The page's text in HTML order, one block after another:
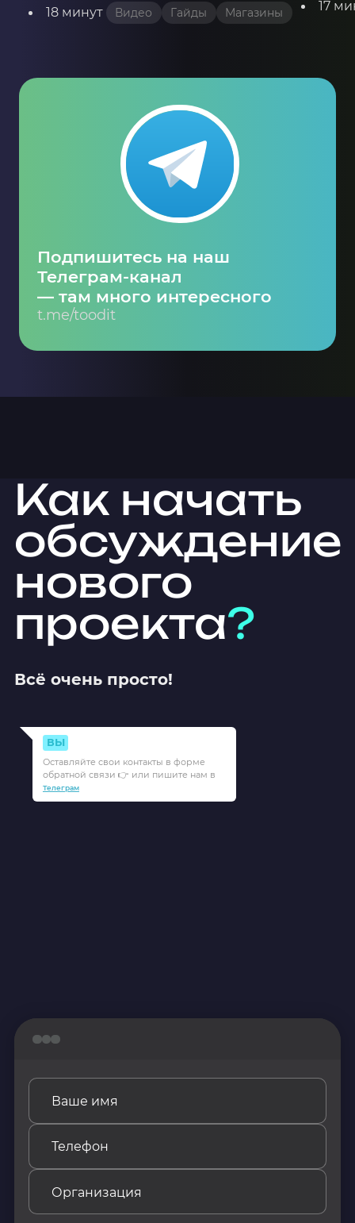
18 минут Видео Гайды Магазины 17
Подпишитесь на наш
Телеграм-канал
— там много интересного
t.me/toodit
Как начать
обсуждение
нового
проекта?
Всё очень просто!
ВЫ
Оставляйте свои контакты в форме
обратной связи 👉 или пишите нам в
Телеграм